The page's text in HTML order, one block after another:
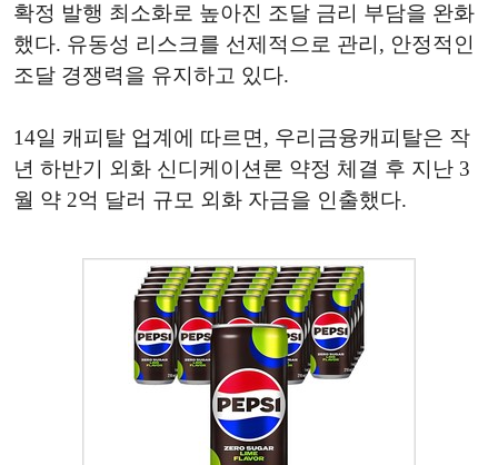
확정 발행 최소화로 높아진 조달 금리 부담을 완화
했다. 유동성 리스크를 선제적으로 관리, 안정적인
조달 경쟁력을 유지하고 있다.
14일 캐피탈 업계에 따르면, 우리금융캐피탈은 작
년 하반기 외화 신디케이션론 약정 체결 후 지난 3
월 약 2억 달러 규모 외화 자금을 인출했다.